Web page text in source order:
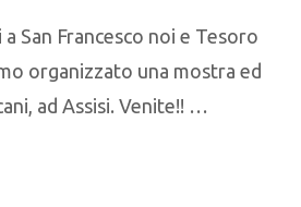
San Francesco noi e Tesoro
organizzato una mostra ed
ad Assisi. Venite!! …